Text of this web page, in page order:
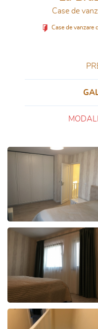
Case de
Case de vanzare